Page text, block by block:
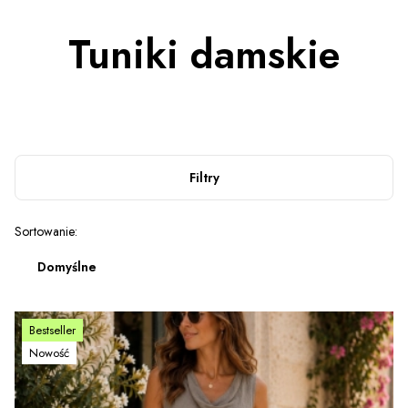
Tuniki damskie
Filtry
Lista produktów
Sortowanie:
Domyślne
Bestseller
Nowość